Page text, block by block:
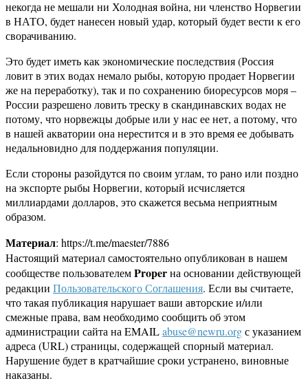
некогда не мешали ни Холодная война, ни членство Норвегии
в НАТО, будет нанесен новый удар, который будет вести к его
сворачиванию.
Это будет иметь как экономические последствия (Россия
ловит в этих водах немало рыбы, которую продает Норвегии
же на переработку), так и по сохранению биоресурсов моря –
России разрешено ловить треску в скандинавских водах не
потому, что норвежцы добрые или у нас ее нет, а потому, что
в нашей акватории она нерестится и в это время ее добывать
недальновидно для поддержания популяции.
Если стороны разойдутся по своим углам, то рано или поздно
на экспорте рыбы Норвегии, который исчисляется
миллиардами долларов, это скажется весьма неприятным
образом.
Материал: https://t.me/maester/7886
Настоящий материал самостоятельно опубликован в нашем
сообществе пользователемProperна основании действующей
редакции Пользовательского Соглашения. Если вы считаете,
что такая публикация нарушает ваши авторские и/или
смежные права, вам необходимо сообщить об этом
администрации сайта на EMAILabuse@newru.orgс указанием
адреса (URL) страницы, содержащей спорный материал.
Нарушение будет в кратчайшие сроки устранено, виновные
наказаны.